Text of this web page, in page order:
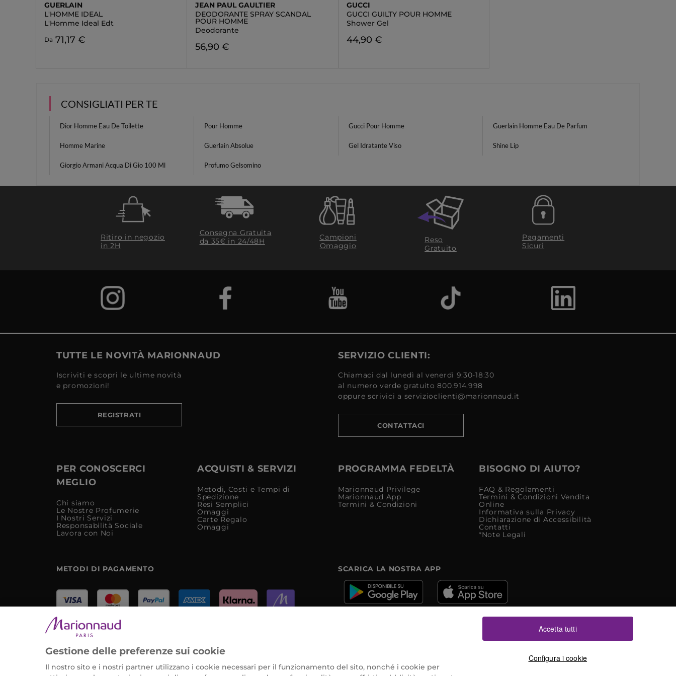
GUERLAIN
L'HOMME IDEAL
L'Homme Ideal Edt
Da 71,17 €
JEAN PAUL GAULTIER
DEODORANTE SPRAY SCANDAL
POUR HOMME
Deodorante
56,90 €
GUCCI
GUCCI GUILTY POUR HOMME
Shower Gel
44,90 €
CONSIGLIATI PER TE
Dior Homme Eau De Toilette Pour Homme Gucci Pour Homme Guerlain Homme Eau De Parfum
Homme Marine Guerlain Absolue Gel Idratante Viso Shine Lip
Giorgio Armani Acqua Di Gio 100 Ml Profumo Gelsomino
Ritiro in negozio
in 2H
Consegna Gratuita
da 35€​ in 24/48H
Campioni
Omaggio
Reso
Gratuito
Pagamenti
Sicuri
TUTTE LE NOVITÀ MARIONNAUD
Iscriviti e scopri le ultime novità
e promozioni!
REGISTRATI
SERVIZIO CLIENTI:
Chiamaci dal lunedì al venerdì 9:30-18:30
al numero verde gratuito 800.914.998
oppure scrivici a servizioclienti@marionnaud.it
CONTATTACI
PER CONOSCERCI
MEGLIO
Chi siamo
Le Nostre Profumerie
I Nostri Servizi
Responsabilità Sociale
Lavora con Noi
ACQUISTI & SERVIZI
Metodi, Costi e Tempi di
Spedizione
Resi Semplici
Omaggi
Carte Regalo
Omaggi
PROGRAMMA FEDELTÀ
Marionnaud Privilege
Marionnaud App
Termini & Condizioni
BISOGNO DI AIUTO?
FAQ & Regolamenti
Termini & Condizioni Vendita
Online
Informativa sulla Privacy
Dichiarazione di Accessibilità
Contatti
*Note Legali
METODI DI PAGAMENTO
Marionnaud Parfumeries Italia S.r.l.
Largo Fiera Milano 5, 20017 Rho (MI)
REA Milano 1650024 con P.IVA 13425220152.
SCARICA LA NOSTRA APP
Gestione delle preferenze sui cookie
Il nostro sito e i nostri partner utilizzano i cookie necessari per il funzionamento del sito, nonché i cookie per
Configura i cookie
Accetta tutti